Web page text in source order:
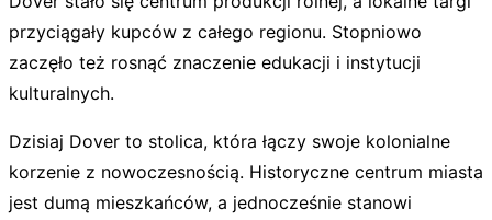
przyciągały kupców z całego regionu. Stopniowo
zaczęło też rosnąć znaczenie edukacji i instytucji
kulturalnych.
Dzisiaj Dover to stolica, która łączy swoje kolonialne
korzenie z nowoczesnością. Historyczne centrum miasta
jest dumą mieszkańców, a jednocześnie stanowi